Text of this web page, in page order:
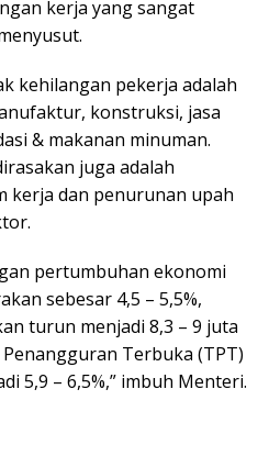
kerja yang sangat
kehilangan pekerja adalah
konstruksi, jasa
& makanan minuman.
juga adalah
kerja dan penurunan upah
pertumbuhan ekonomi
sebesar 4,5 – 5,5%,
turun menjadi 8,3 – 9 juta
Terbuka (TPT)
5,9 – 6,5%,” imbuh Menteri.